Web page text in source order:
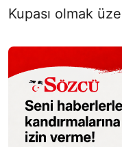
Kupası olmak